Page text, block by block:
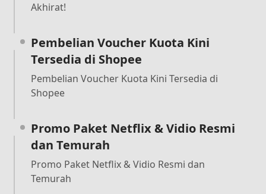
Akhirat!
Pembelian Voucher Kuota Kini
Tersedia di Shopee
Pembelian Voucher Kuota Kini Tersedia di
Shopee
Promo Paket Netflix & Vidio Resmi
dan Temurah
Promo Paket Netflix & Vidio Resmi dan
Temurah